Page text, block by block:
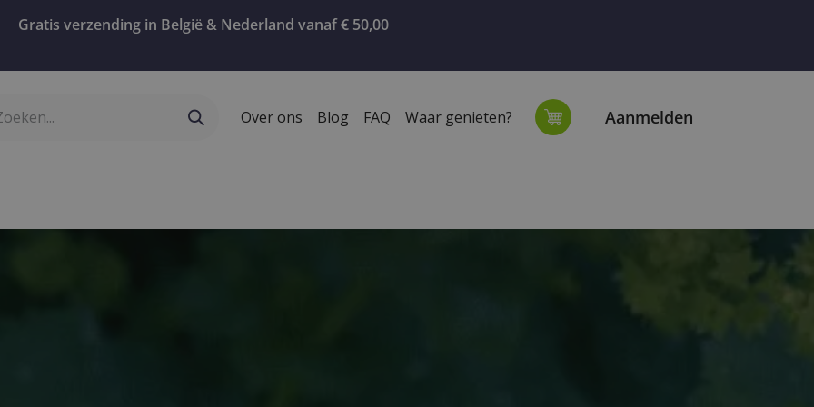
Gratis verzending in België & Nederland vanaf € 50,00
Over ons Blog FAQ Waar genieten? Aanmelden